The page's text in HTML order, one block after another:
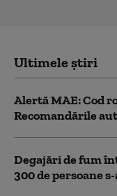
Ultimele știri
Alertă MAE: Cod
Recomandările
Degajări de fum
300 de persoane